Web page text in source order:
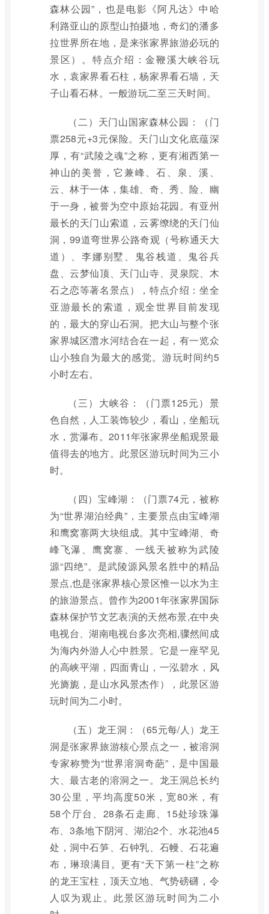
森林公园”，也是电影《阿凡达》中哈
利路亚山的原型山拍摄地，奇幻的潘多
拉世界所在地，是来张家界旅游必玩的
景区）。特点介绍：金鞭溪大峡谷玩
水，袁家界看石柱，杨家界看石墙，天
子山看石林。一般游玩二至三天时间。
（二）天门山国家森林公园：（门
票258元+3元保险。天门山文化底蕴深
厚，有“武陵之魂”之称，更有湘西第一
神山的美誉，它兼峰、石、泉、溪、
云、林于一体，集雄、奇、秀、险、幽
于一身，被誉为空中原始花园。有亚州
最长的天门山索道，云雾缭绕的天门仙
洞，99道弯世界公路奇观（号称通天大
道）、李娜别墅、鬼谷栈道、鬼谷兵
盘、云梦仙顶、天门山寺、灵泉院、木
石之恋等著名景点），特点介绍：坐全
亚游最长的索道，观全世界目前发现
的，最大的穿山石洞。把大山与整个张
家界城区澧水河结合在一起，有一览众
山小独自为最大的感觉。游玩时间约5
小时左右。
（三）大峡谷：（门票125元）景
色自然，人工装饰较少，看山，坐船玩
水，赏瀑布。2011年张家界坐船观景最
值得去的地方。此景区游玩时间为三小
时。
（四）宝峰湖：（门票74元，被称
为“世界湖泊经典”，主要景点由宝峰湖
和鹰窝寨两大块组成。其中宝峰湖、奇
峰飞瀑、鹰窝寨、一线天被称为武陵
源“四绝”。是武陵源风景名胜中的精品
景点,也是张家界核心景区惟一以水为主
的旅游景点。曾作为2001年张家界国际
森林保护节文艺表演的天然布景,在中央
电视台、湖南电视台多次亮相,骤然间成
为海内外游人心中胜景。它是一座罕见
的高峡平湖，四面青山，一泓碧水，风
光旖旎，是山水风景杰作），此景区游
玩时间为二小时。
（五）龙王洞：（65元每/人）龙王
洞是张家界旅游核心景点之一，被溶洞
专家称赞为“世界溶洞奇葩”，是中国最
大、最古老的溶洞之一。龙王洞总长约
30公里，平均高度50米，宽80米，有
58个厅台、28条石走廊、15处珍珠瀑
布、3条地下阴河、湖泊2个、水花池45
处，洞中石笋、石钟乳、石幔、石花遍
布，琳琅满目。更有“天下第一柱”之称
的龙王宝柱，顶天立地、气势磅礴，令
人叹为观止。此景区游玩时间为二小